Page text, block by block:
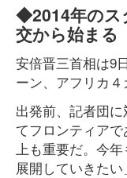
◆2014年のス
交から始まる
安倍晋三首相は9
ーン、アフリカ４
出発前、記者団
てフロンティア
上も重要だ。今
展開していきたい